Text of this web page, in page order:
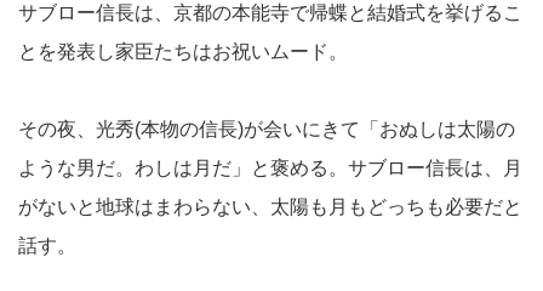
サブロー信長は、京都の本能寺で帰蝶と結婚式を挙げるこ
とを発表し家臣たちはお祝いムード。
その夜、光秀(本物の信長)が会いにきて「おぬしは太陽の
ような男だ。わしは月だ」と褒める。サブロー信長は、月
がないと地球はまわらない、太陽も月もどっちも必要だと
話す。